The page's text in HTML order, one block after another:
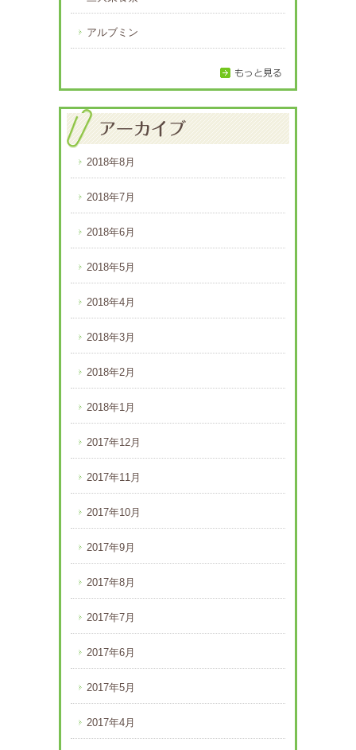
アルブミン
2018年8月
2018年7月
2018年6月
2018年5月
2018年4月
2018年3月
2018年2月
2018年1月
2017年12月
2017年11月
2017年10月
2017年9月
2017年8月
2017年7月
2017年6月
2017年5月
2017年4月